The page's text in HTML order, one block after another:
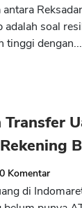
adalah soal
tinggi dengan...
Transfer
0 Komentar
di